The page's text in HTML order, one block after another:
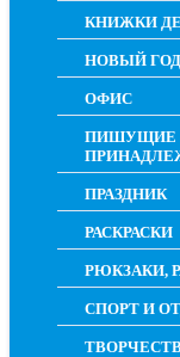
КНИЖКИ
НОВЫЙ ГОД
ОФИС
ПИШУЩИЕ
ПРАЗДНИК
РАСКРАСКИ
РЮКЗАКИ,
СПОРТ И